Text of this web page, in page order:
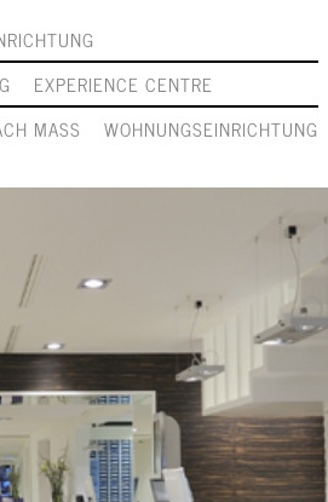
EXPERIENCE CENTRE
MASS WOHNUNGSEINRICHTUNG